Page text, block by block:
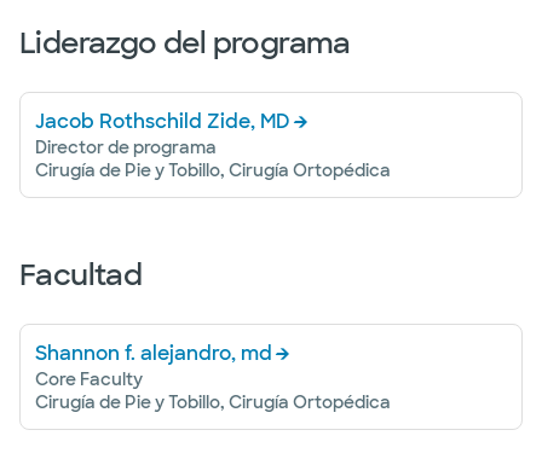
Liderazgo del programa
Jacob Rothschild Zide, MD
Director de programa
Cirugía de Pie y Tobillo, Cirugía Ortopédica
Facultad
Shannon f. alejandro, md
Core Faculty
Cirugía de Pie y Tobillo, Cirugía Ortopédica